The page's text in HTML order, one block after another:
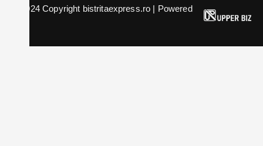
© 2024 Copyright bistritaexpress.ro | Powered